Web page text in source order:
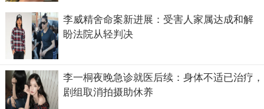
李威精舍命案新进展：受害人家属达成和解
盼法院从轻判决
李一桐夜晚急诊就医后续：身体不适已治疗，
剧组取消拍摄助休养